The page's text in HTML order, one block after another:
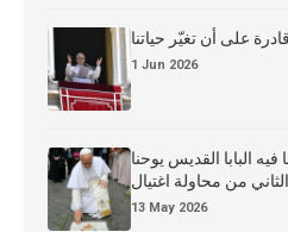
قادرة على أن تغيّر حياتنا
1 Jun 2026
البابا القديس يوحنا
من محاولة اغتيال
13 May 2026